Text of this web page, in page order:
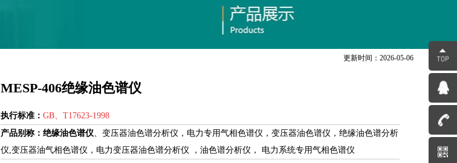
更新时间：2026-05-06
MESP-406绝缘油色谱仪
执行标准： GB、T17623-1998
产品别称： 绝缘油色谱仪、变压器油色谱分析仪，电力专用气相色谱仪，变压器油色谱仪，绝缘油色谱分析
仪,变压器油气相色谱仪，电力变压器油色谱分析仪 ，油色谱分析仪， 电力系统专用气相色谱仪